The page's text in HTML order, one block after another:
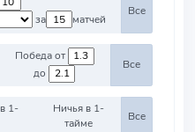
за
матчей
Все
Победа от
до
Все
1-
Ничья в 1-
тайме
Все